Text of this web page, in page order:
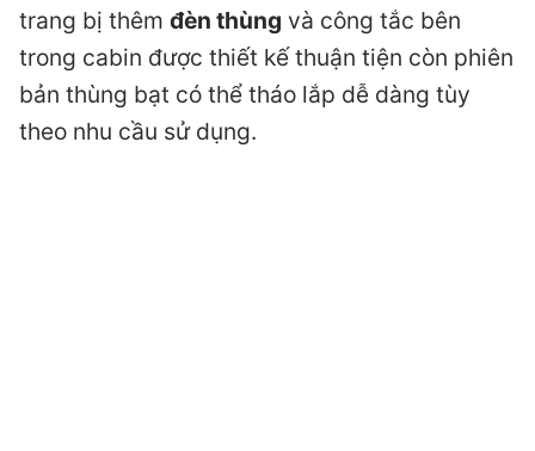
trang bị thêm đèn thùng và công tắc bên
trong cabin được thiết kế thuận tiện còn phiên
bản thùng bạt có thể tháo lắp dễ dàng tùy
theo nhu cầu sử dụng.